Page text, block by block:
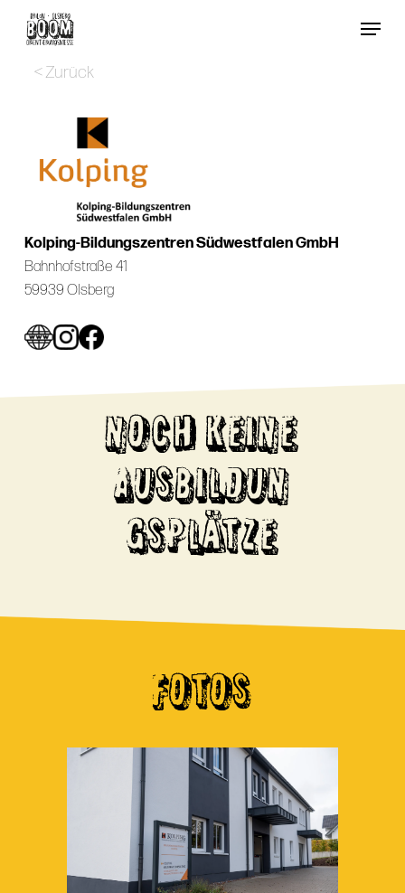
Menu
< Zurück
Kolping-Bildungszentren Südwestfalen GmbH
Bahnhofstraße 41
59939 Olsberg
NOCH KEINE
AUSBILDUN
GSPLÄTZE
FOTOS